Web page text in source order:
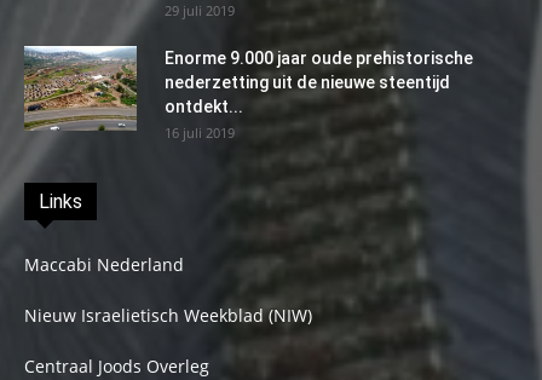
29 juli 2019
Enorme 9.000 jaar oude prehistorische
nederzetting uit de nieuwe steentijd
ontdekt...
16 juli 2019
Links
Maccabi Nederland
Nieuw Israelietisch Weekblad (NIW)
Centraal Joods Overleg